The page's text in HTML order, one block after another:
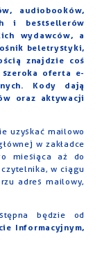
audiobooków,
i bestsellerów
wydawców, a
beletrystyki,
znajdzie coś
oferta e-
Kody dają
oraz aktywacji
uzyskać mailowo
w zakładce
miesiąca aż do
w ciągu
adres mailowy,
będzie od
Informacyjnym,